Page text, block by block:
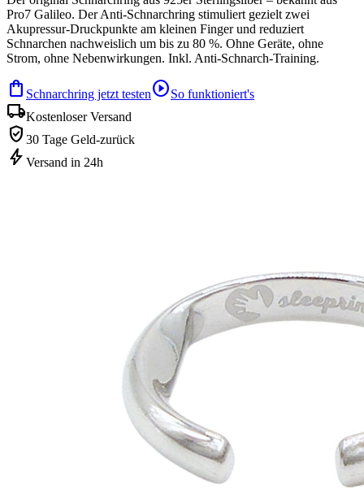
Pro7 Galileo. Der Anti-Schnarchring stimuliert gezielt zwei
Akupressur-Druckpunkte am kleinen Finger und reduziert
Schnarchen nachweislich um bis zu 80 %. Ohne Geräte, ohne
Strom, ohne Nebenwirkungen. Inkl. Anti-Schnarch-Training.
shopping_bag Schnarchring jetzt testenplay_circleSo funktioniert's
local_shippingKostenloser Versand
verified_user 30 Tage Geld-zurück
bolt Versand in 24h